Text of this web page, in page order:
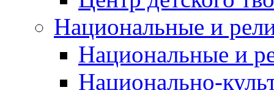
Национальные и
Национальные и
Национально-